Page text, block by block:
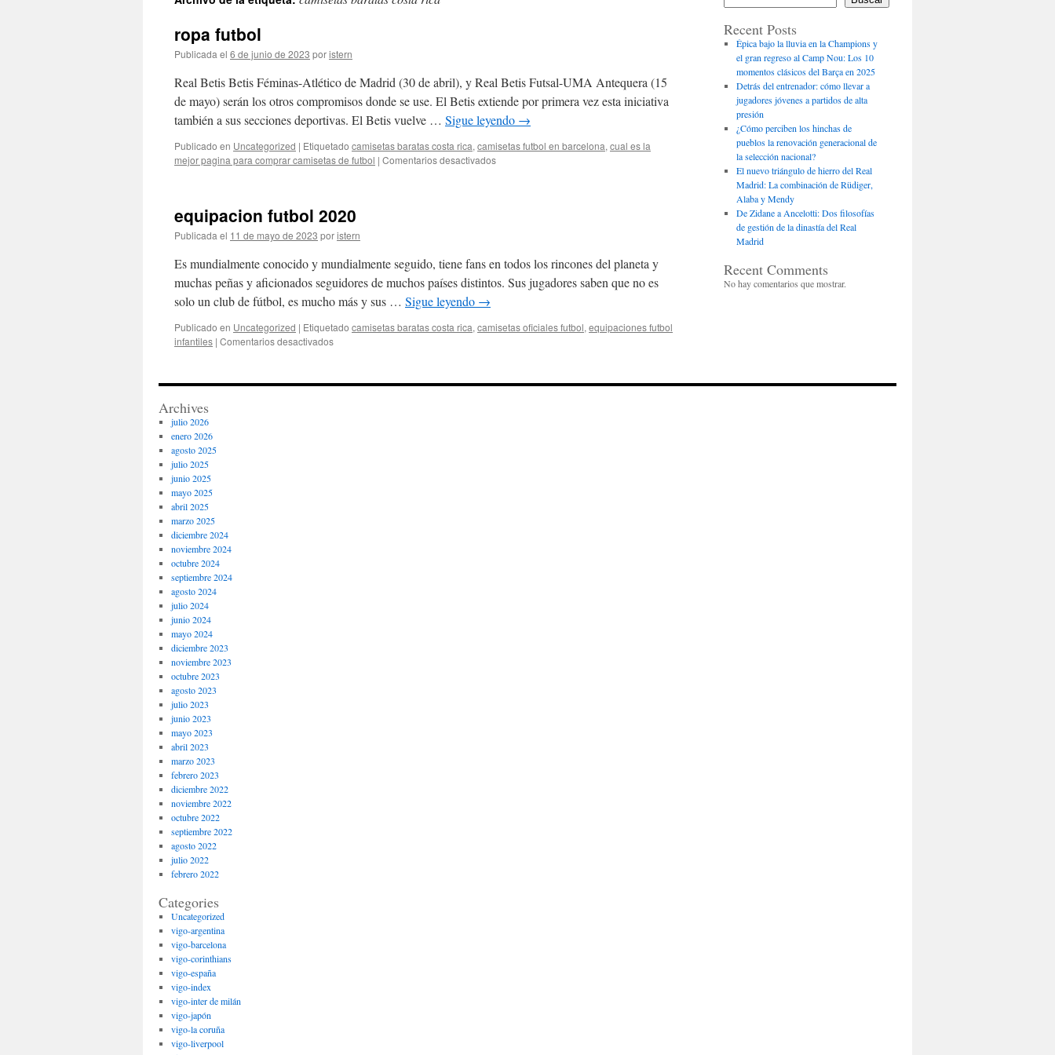
contenido
ropa futbol
Publicada el 6 de junio de 2023 poristern
Real Betis Betis Féminas-Atlético de Madrid (30 de abril), y Real Betis Futsal-UMA Antequera (15
de mayo) serán los otros compromisos donde se use. El Betis extiende por primera vez esta iniciativa
también a sus secciones deportivas. El Betis vuelve … Sigue leyendo →
Publicado en Uncategorized | Etiquetado camisetas baratas costa rica, camisetas futbol en barcelona, cual es la
mejor pagina para comprar camisetas de futbol | Comentarios desactivadosen
equipacion futbol 2020
Publicada el 11 de mayo de 2023 poristern
Es mundialmente conocido y mundialmente seguido, tiene fans en todos los rincones del planeta y
muchas peñas y aficionados seguidores de muchos países distintos. Sus jugadores saben que no es
solo un club de fútbol, es mucho más y sus … Sigue leyendo →
Publicado en Uncategorized | Etiquetado camisetas baratas costa rica, camisetas oficiales futbol, equipaciones futbol
infantiles | Comentarios desactivadosen
2020
Recent Posts
Épica bajo la lluvia en la Champions y
el gran regreso al Camp Nou: Los 10
momentos clásicos del Barça en 2025
Detrás del entrenador: cómo llevar a
jugadores jóvenes a partidos de alta
presión
¿Cómo perciben los hinchas de
pueblos la renovación generacional de
la selección nacional?
El nuevo triángulo de hierro del Real
Madrid: La combinación de Rüdiger,
Alaba y Mendy
De Zidane a Ancelotti: Dos filosofías
de gestión de la dinastía del Real
Madrid
Recent Comments
No hay comentarios que mostrar.
Archives
julio 2026
enero 2026
agosto 2025
julio 2025
junio 2025
mayo 2025
abril 2025
marzo 2025
diciembre 2024
noviembre 2024
octubre 2024
septiembre 2024
agosto 2024
julio 2024
junio 2024
mayo 2024
diciembre 2023
noviembre 2023
octubre 2023
agosto 2023
julio 2023
junio 2023
mayo 2023
abril 2023
marzo 2023
febrero 2023
diciembre 2022
noviembre 2022
octubre 2022
septiembre 2022
agosto 2022
julio 2022
febrero 2022
Categories
Uncategorized
vigo-argentina
vigo-barcelona
vigo-corinthians
vigo-españa
vigo-index
vigo-inter de milán
vigo-japón
vigo-la coruña
vigo-liverpool